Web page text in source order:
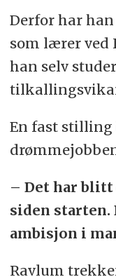
Derfor har
som lærer ved
han selv
En fast stilling
– Det har
siden
ambisjon i
Ravlum